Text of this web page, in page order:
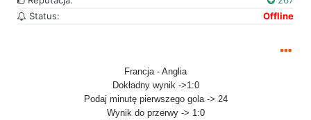
Status:
Offline
Francja - Anglia
Dokładny wynik ->1:0
Podaj minutę pierwszego gola -> 24
Wynik do przerwy -> 1:0